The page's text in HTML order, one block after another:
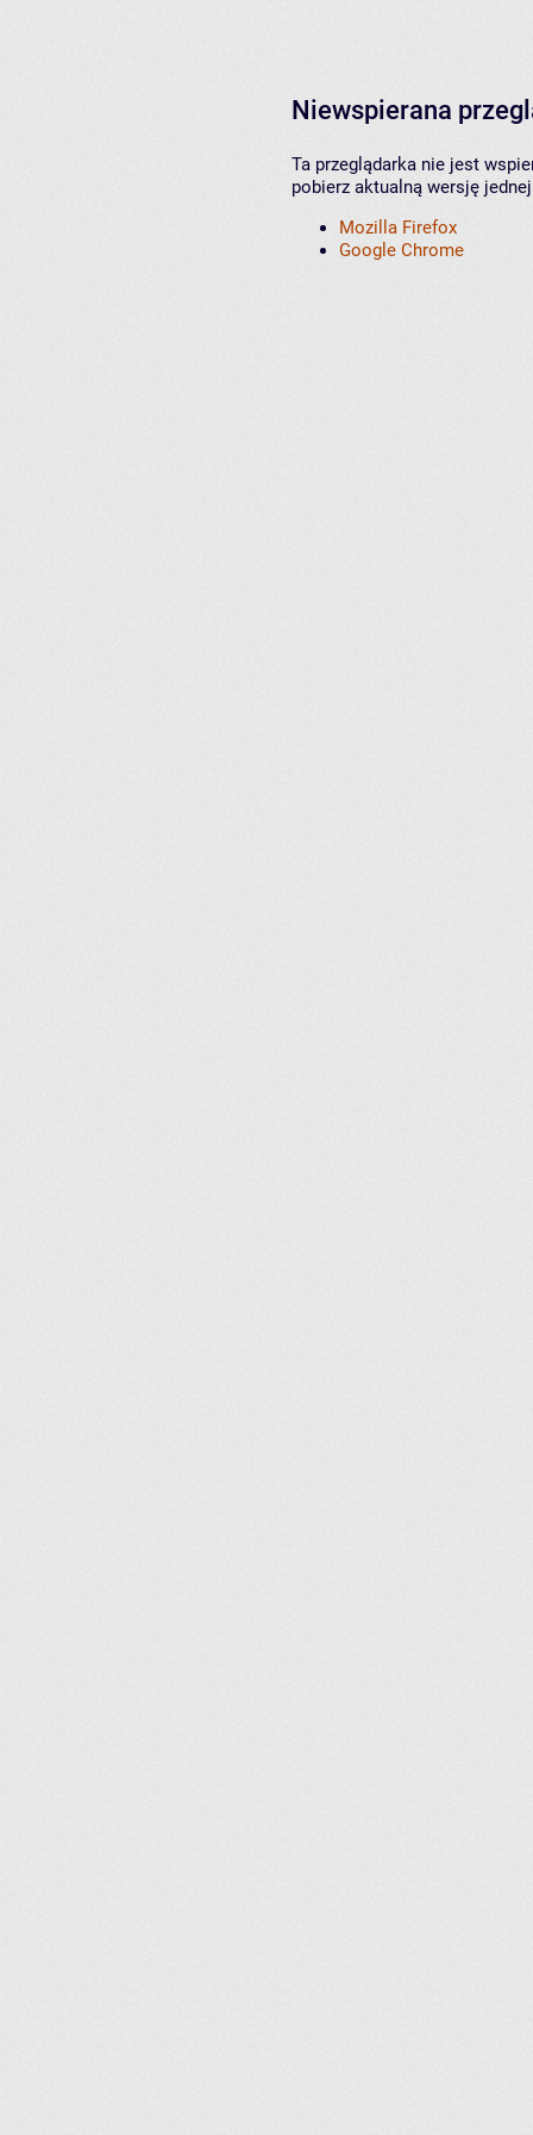
Niewspierana
Ta przeglądarka nie jest
pobierz aktualną wersję
Mozilla Firefox
Google Chrome